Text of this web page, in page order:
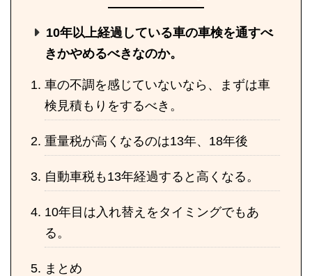
10年以上経過している車の車検を通すべ
きかやめるべきなのか。
車の不調を感じていないなら、まずは車
検見積もりをするべき。
重量税が高くなるのは13年、18年後
自動車税も13年経過すると高くなる。
10年目は入れ替えをタイミングでもあ
る。
まとめ